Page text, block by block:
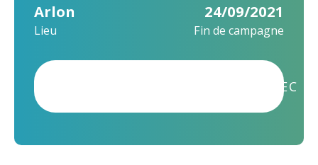
Arlon
Lieu
24/09/2021
Fin de campagne
CE PROJET A ÉTÉ FINANCÉ AVEC